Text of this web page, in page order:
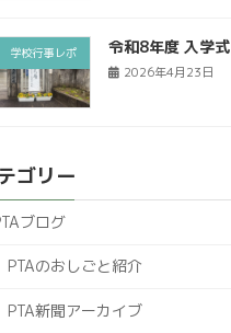
学校行事レポ 令和8年度 入学式
2026年4月23日
ゴリー
ブログ
PTAのおしごと紹介
PTA新聞アーカイブ